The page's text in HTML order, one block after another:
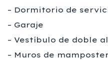
– Dormitorio de
– Garaje
– Vestíbulo de doble
– Muros de